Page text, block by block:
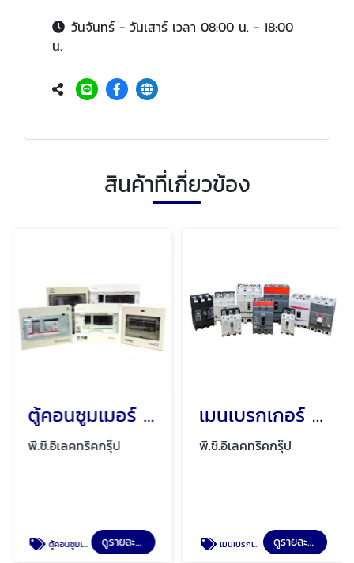
วันจันทร์ - วันเสาร์ เวลา 08:00 น. - 18:00
น.
สินค้าที่เกี่ยวข้อง
ตู้คอนซูมเมอร์ ตู้ไฟ ตู้โหลดเซ็นเตอร์ พัทยา ชลบุรี
พี.ซี.อิเลคทริคกรุ๊ป
ตู้คอนซูมเมอร์ ตู้ไฟ ตู้โหลดเซ็นเตอร์ พัทยา ชลบุรี ดูรายละเอียด
เมนเบรกเกอร์ เมนกันดูด พัทยา ชลบุรี
พี.ซี.อิเลคทริคกรุ๊ป
เมนเบรกเกอร์ เมนกันดูด พัทยา ชลบุรี ดูรายละเอียด